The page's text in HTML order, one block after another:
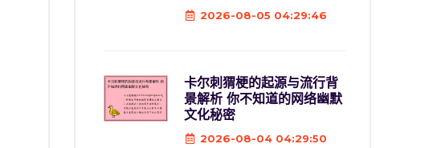
2026-08-05 04:29:46
卡尔刺猬梗的起源与流行背
景解析 你不知道的网络幽默
文化秘密
2026-08-04 04:29:50